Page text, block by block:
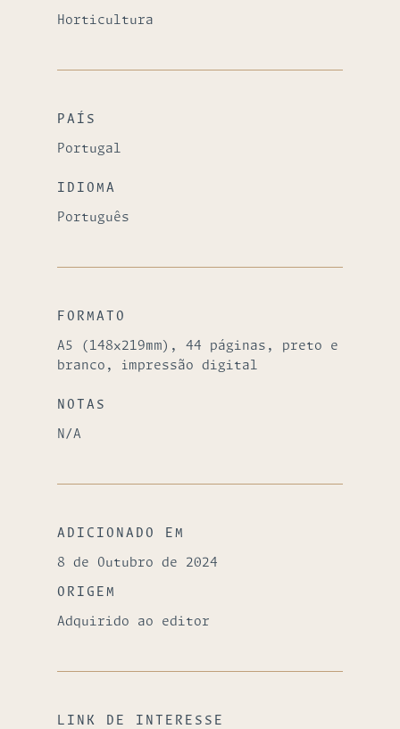
Horticultura
PAÍS
Portugal
IDIOMA
Português
FORMATO
A5 (148x219mm), 44 páginas, preto e
branco, impressão digital
NOTAS
N/A
ADICIONADO EM
8 de Outubro de 2024
ORIGEM
Adquirido ao editor
LINK DE INTERESSE